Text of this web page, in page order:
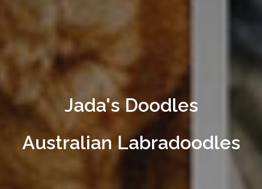
Jada's Doodles
Australian Labradoodles